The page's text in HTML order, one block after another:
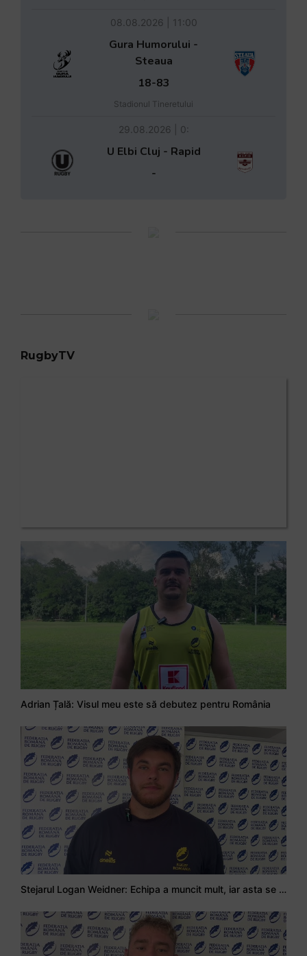
08.08.2026 | 11:00
Gura Humorului -
Steaua
18-83
Stadionul Tineretului
29.08.2026 | 0:
U Elbi Cluj - Rapid
-
RugbyTV
Adrian Țală: Visul meu este să debutez pentru România
Stejarul Logan Weidner: Echipa a muncit mult, iar asta se va vedea în meciurile de la Nations Cup